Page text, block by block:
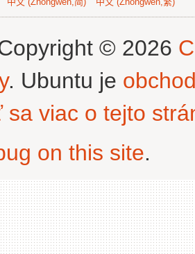
© 2026
. Ubuntu je
sa viac o tejto
on this site.